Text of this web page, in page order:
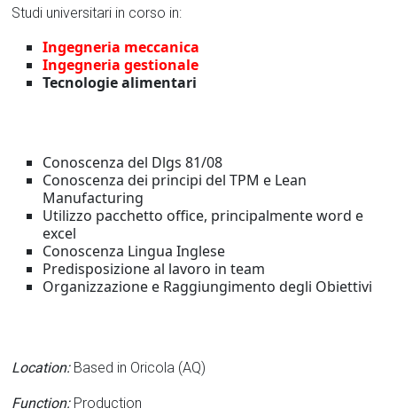
Studi universitari in corso in:
Ingegneria meccanica
Ingegneria gestionale
Tecnologie alimentari
Conoscenza del Dlgs 81/08
Conoscenza dei principi del TPM e Lean
Manufacturing
Utilizzo pacchetto office, principalmente word e
excel
Conoscenza Lingua Inglese
Predisposizione al lavoro in team
Organizzazione e Raggiungimento degli Obiettivi
Location:Based in Oricola (AQ)
Function:Production